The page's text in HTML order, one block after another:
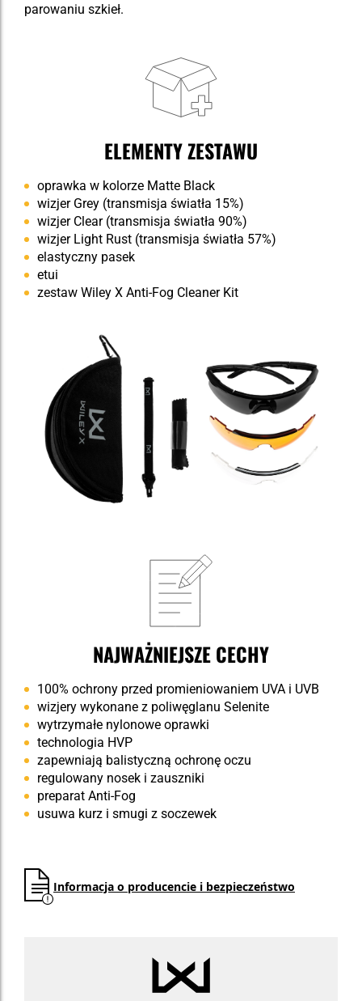
parowaniu szkieł.
ELEMENTY ZESTAWU
oprawka w kolorze Matte Black
wizjer Grey (transmisja światła 15%)
wizjer Clear (transmisja światła 90%)
wizjer Light Rust (transmisja światła 57%)
elastyczny pasek
etui
zestaw Wiley X Anti-Fog Cleaner Kit
NAJWAŻNIEJSZE CECHY
100% ochrony przed promieniowaniem UVA i UVB
wizjery wykonane z poliwęglanu Selenite
wytrzymałe nylonowe oprawki
technologia HVP
zapewniają balistyczną ochronę oczu
regulowany nosek i zauszniki
preparat Anti-Fog
usuwa kurz i smugi z soczewek
Informacja o producencie i bezpieczeństwo